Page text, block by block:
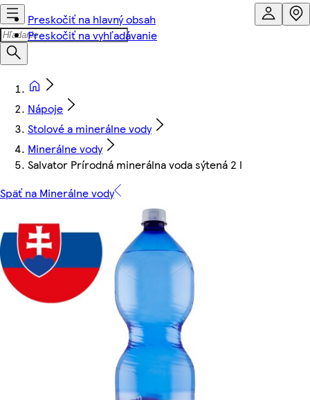
Preskočiť na hlavný obsah
Preskočiť na vyhľadávanie
Nápoje
Stolové a minerálne vody
Minerálne vody
Salvator Prírodná minerálna voda sýtená 2 l
Späť na Minerálne vody